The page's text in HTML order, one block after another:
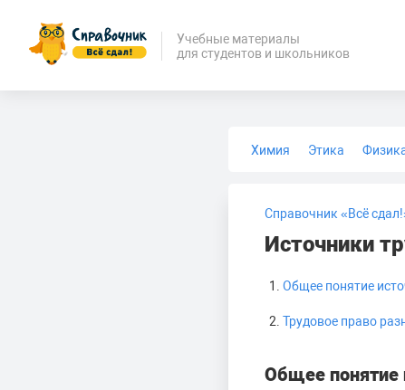
Учебные материалы
для студентов и школьников
Химия Этика
Справочник «Всё
Источники
Общее понятие
Трудовое право
Общее понятие